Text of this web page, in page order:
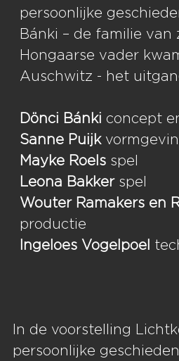
persoonlijke
Bánki – de familie van
Hongaarse vader
Auschwitz - het
Dönci Bánki concept
Sanne Puijk
Mayke Roelsspel
Leona Bakker spel
Wouter Ramakers en
productie
Ingeloes Vogelpoel
In de voorstelling
persoonlijke